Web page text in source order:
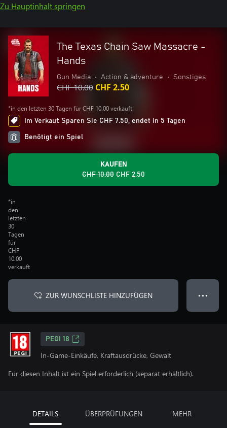
Zu Hauptinhalt springen
The Texas Chain Saw Massacre -
Hands
Gun Media • Action & adventure • Sonstiges
CHF 10.00 CHF 2.50
*in den letzten 30 Tagen für CHF 10.00 verkauft
Im Verkauf: Sparen Sie CHF 7.50, endet in 5 Tagen
Benötigt ein Spiel
KAUFEN
CHF 10.00 CHF 2.50
*in
den
letzten
30
Tagen
für
CHF
10.00
verkauft
ZUR WUNSCHLISTE HINZUFÜGEN ● ● ●
PEGI 18
In-Game-Einkäufe, Kraftausdrücke, Gewalt
Für diesen Inhalt ist ein Spiel erforderlich (separat erhältlich).
DETAILS ÜBERPRÜFUNGEN MEHR